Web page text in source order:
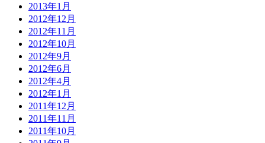
2013年1月
2012年12月
2012年11月
2012年10月
2012年9月
2012年6月
2012年4月
2012年1月
2011年12月
2011年11月
2011年10月